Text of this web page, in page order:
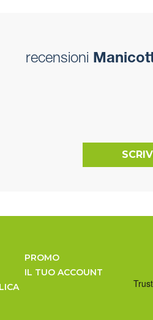
recensioni
PROMO
IL TUO ACCOUNT